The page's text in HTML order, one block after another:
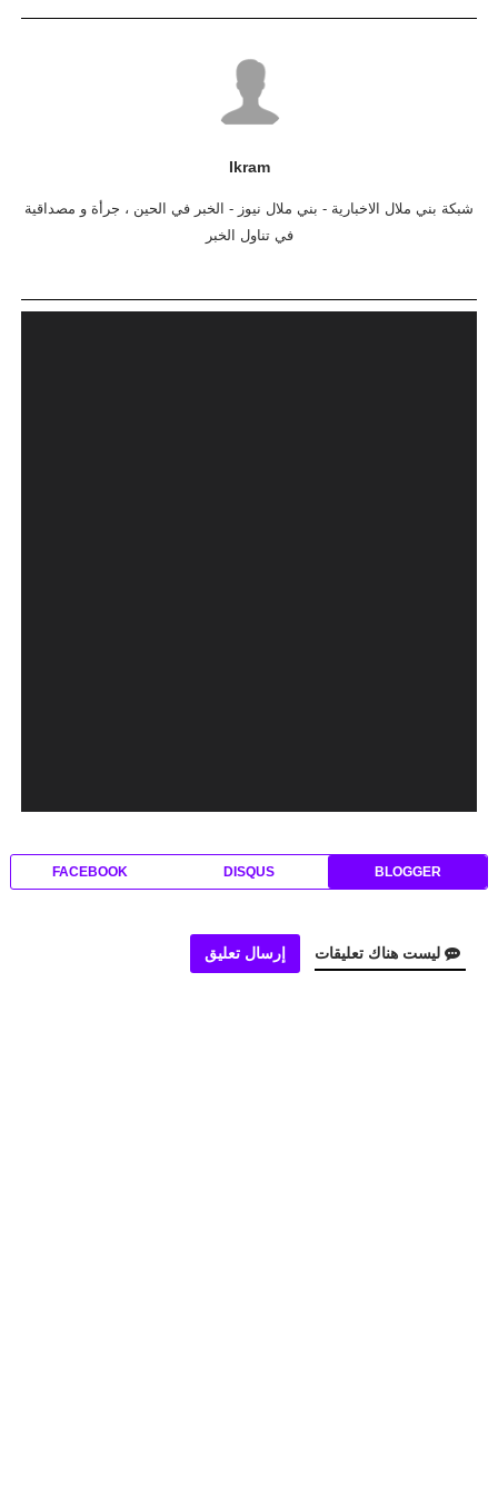
Ikram
شبكة بني ملال الاخبارية - بني ملال نيوز - الخبر في الحين ، جرأة و مصداقية
في تناول الخبر
BLOGGER
DISQUS
FACEBOOK
ليست هناك تعليقات إرسال تعليق